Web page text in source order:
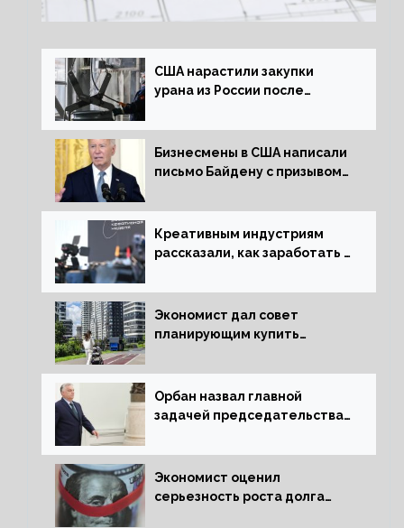
США нарастили закупки
урана из России после
Бизнесмены в США написали
письмо Байдену с призывом
Креативным индустриям
рассказали, как заработать 2
экономики
Экономист дал совет
планирующим купить
Орбан назвал главной
задачей председательства
за мир
Экономист оценил
серьезность роста долга